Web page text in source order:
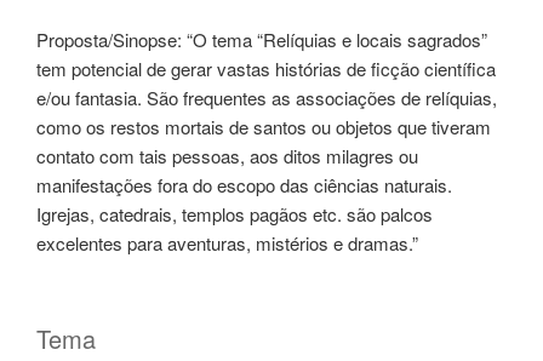
Proposta/Sinopse: “O tema “Relíquias e locais sagrados”
tem potencial de gerar vastas histórias de ficção científica
e/ou fantasia. São frequentes as associações de relíquias,
como os restos mortais de santos ou objetos que tiveram
contato com tais pessoas, aos ditos milagres ou
manifestações fora do escopo das ciências naturais.
Igrejas, catedrais, templos pagãos etc. são palcos
excelentes para aventuras, mistérios e dramas.”
Tema